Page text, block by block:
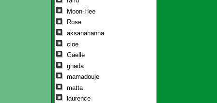
Moon-Hee
Rose
aksanahanna
cloe
Gaelle
ghada
mamadouje
matta
laurence